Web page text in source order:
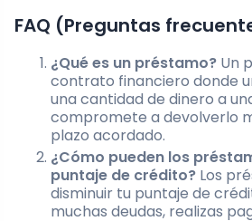
FAQ (Preguntas
¿Qué es un préstamo? Un
contrato financiero donde
una cantidad de dinero a
compromete a devolverlo
plazo acordado.
¿Cómo pueden los
puntaje de crédito? Los
disminuir tu puntaje de
muchas deudas, realizas